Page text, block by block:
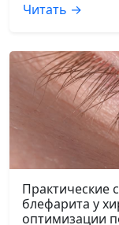
Читать →
Практические
блефарита у
оптимизации